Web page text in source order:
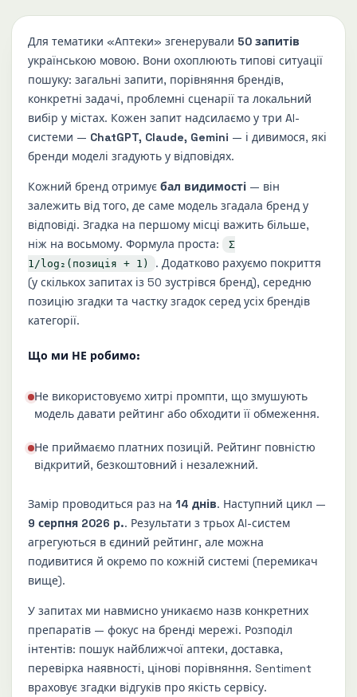
Для тематики «Аптеки» згенерували 50 запитів
українською мовою. Вони охоплюють типові ситуації
пошуку: загальні запити, порівняння брендів,
конкретні задачі, проблемні сценарії та локальний
вибір у містах. Кожен запит надсилаємо у три AI-
системи — ChatGPT, Claude, Gemini — і дивимося, які
бренди моделі згадують у відповідях.
Кожний бренд отримує бал видимості — він
залежить від того, де саме модель згадала бренд у
відповіді. Згадка на першому місці важить більше,
ніж на восьмому. Формула проста:
Σ
1/log₂(позиція + 1)
. Додатково рахуємо покриття
(у скількох запитах із 50 зустрівся бренд), середню
позицію згадки та частку згадок серед усіх брендів
категорії.
Що ми НЕ робимо:
Не використовуємо хитрі промпти, що змушують
модель давати рейтинг або обходити її обмеження.
Не приймаємо платних позицій. Рейтинг повністю
відкритий, безкоштовний і незалежний.
Замір проводиться раз на 14 днів. Наступний цикл —
9 серпня 2026 р.. Результати з трьох AI-систем
агрегуються в єдиний рейтинг, але можна
подивитися й окремо по кожній системі (перемикач
вище).
У запитах ми навмисно уникаємо назв конкретних
препаратів — фокус на бренді мережі. Розподіл
інтентів: пошук найближчої аптеки, доставка,
перевірка наявності, цінові порівняння. Sentiment
враховує згадки відгуків про якість сервісу.